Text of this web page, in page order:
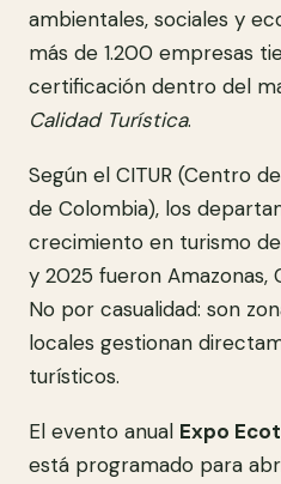
ambientales, sociales y
más de 1.200 empresas
certificación dentro del
Calidad Turística.
Según el CITUR (Centro
de Colombia), los
crecimiento en turismo
y 2025 fueron Amazonas,
No por casualidad: son
locales gestionan
turísticos.
El evento anual Expo
está programado para